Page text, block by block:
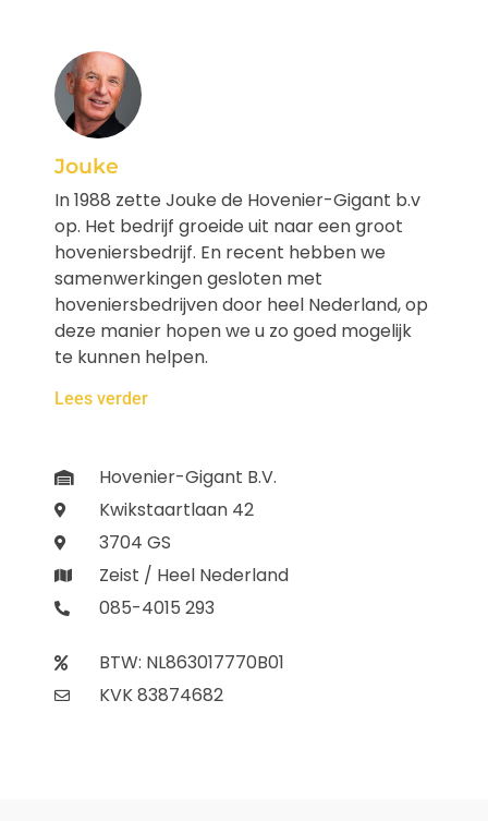
Jouke
In 1988 zette Jouke de Hovenier-Gigant b.v
op. Het bedrijf groeide uit naar een groot
hoveniersbedrijf. En recent hebben we
samenwerkingen gesloten met
hoveniersbedrijven door heel Nederland, op
deze manier hopen we u zo goed mogelijk
te kunnen helpen.
Lees verder
Hovenier-Gigant B.V.
Kwikstaartlaan 42
3704 GS
Zeist / Heel Nederland
085-4015 293
BTW: NL863017770B01
KVK 83874682